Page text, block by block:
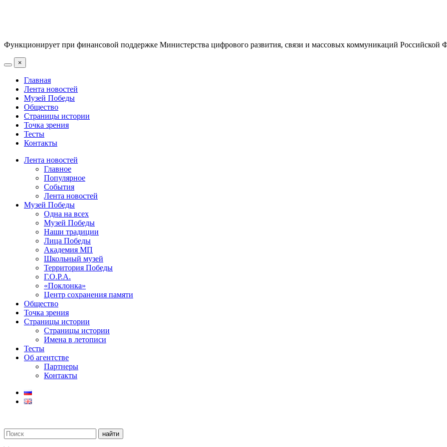
Функционирует при финансовой поддержке Министерства цифрового развития, связи и массовых коммуникаций Российской
×
Главная
Лента новостей
Музей Победы
Общество
Страницы истории
Точка зрения
Тесты
Контакты
Лента новостей
Главное
Популярное
События
Лента новостей
Музей Победы
Одна на всех
Музей Победы
Наши традиции
Лица Победы
Академия МП
Школьный музей
Территория Победы
Г.О.Р.А.
«Поклонка»
Центр сохранения памяти
Общество
Точка зрения
Страницы истории
Страницы истории
Имена в летописи
Тесты
Об агентстве
Партнеры
Контакты